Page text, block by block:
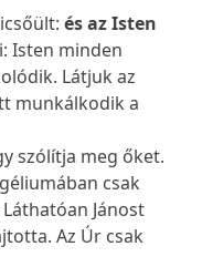
és az Isten
Isten minden
Látjuk az
munkálkodik a
szólítja meg őket.
csak
Jánost
Az Úr csak